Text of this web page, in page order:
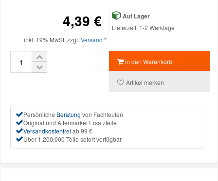
4,39 €
inkl. 19% MwSt. zzgl. Versand *
Auf Lager
Lieferzeit: 1-2 Werktage
in den Warenkorb
Artikel merken
Persönliche Beratung von Fachleuten
Original und Aftermarket Ersatzteile
Versandkostenfrei ab 99 €
Über 1.200.000 Teile sofort verfügbar
Mazda Ersatzteile
Mercedes Ersatzteile
Mitsubishi Ersatzteile
Nissan Ersatzteile